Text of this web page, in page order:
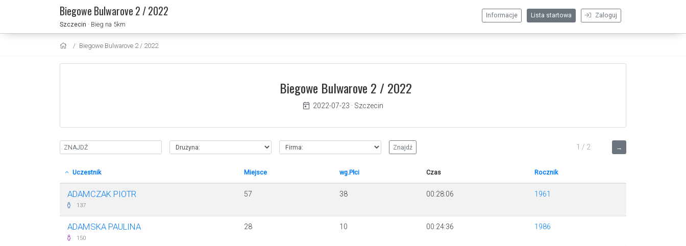
Biegowe Bulwarove 2 / 2022
Szczecin · Bieg na 5km
Zaloguj
Lista startowa
Informacje
Biegowe Bulwarove 2 / 2022
Biegowe Bulwarove 2 / 2022
2022-07-23 · Szczecin
→
1 / 2
Uczestnik Miejsce wg.Płci Czas Rocznik
ADAMCZAK PIOTR
137
57 38 00:28:06 1961
ADAMSKA PAULINA
150
28 10 00:24:36 1986